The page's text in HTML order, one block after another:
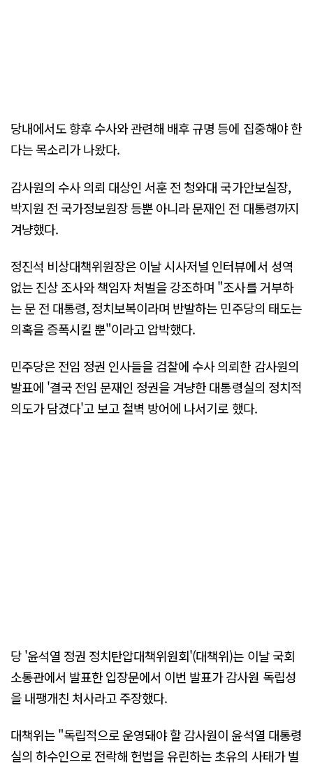
당내에서도 향후 수사와 관련해 배후 규명 등에 집중해야 한
다는 목소리가 나왔다.
감사원의 수사 의뢰 대상인 서훈 전 청와대 국가안보실장,
박지원 전 국가정보원장 등뿐 아니라 문재인 전 대통령까지
겨냥했다.
정진석 비상대책위원장은 이날 시사저널 인터뷰에서 성역
없는 진상 조사와 책임자 처벌을 강조하며 "조사를 거부하
는 문 전 대통령, 정치보복이라며 반발하는 민주당의 태도는
의혹을 증폭시킬 뿐"이라고 압박했다.
민주당은 전임 정권 인사들을 검찰에 수사 의뢰한 감사원의
발표에 '결국 전임 문재인 정권을 겨냥한 대통령실의 정치적
의도가 담겼다'고 보고 철벽 방어에 나서기로 했다.
당 '윤석열 정권 정치탄압대책위원회'(대책위)는 이날 국회
소통관에서 발표한 입장문에서 이번 발표가 감사원 독립성
을 내팽개친 처사라고 주장했다.
대책위는 "독립적으로 운영돼야 할 감사원이 윤석열 대통령
실의 하수인으로 전락해 헌법을 유린하는 초유의 사태가 벌